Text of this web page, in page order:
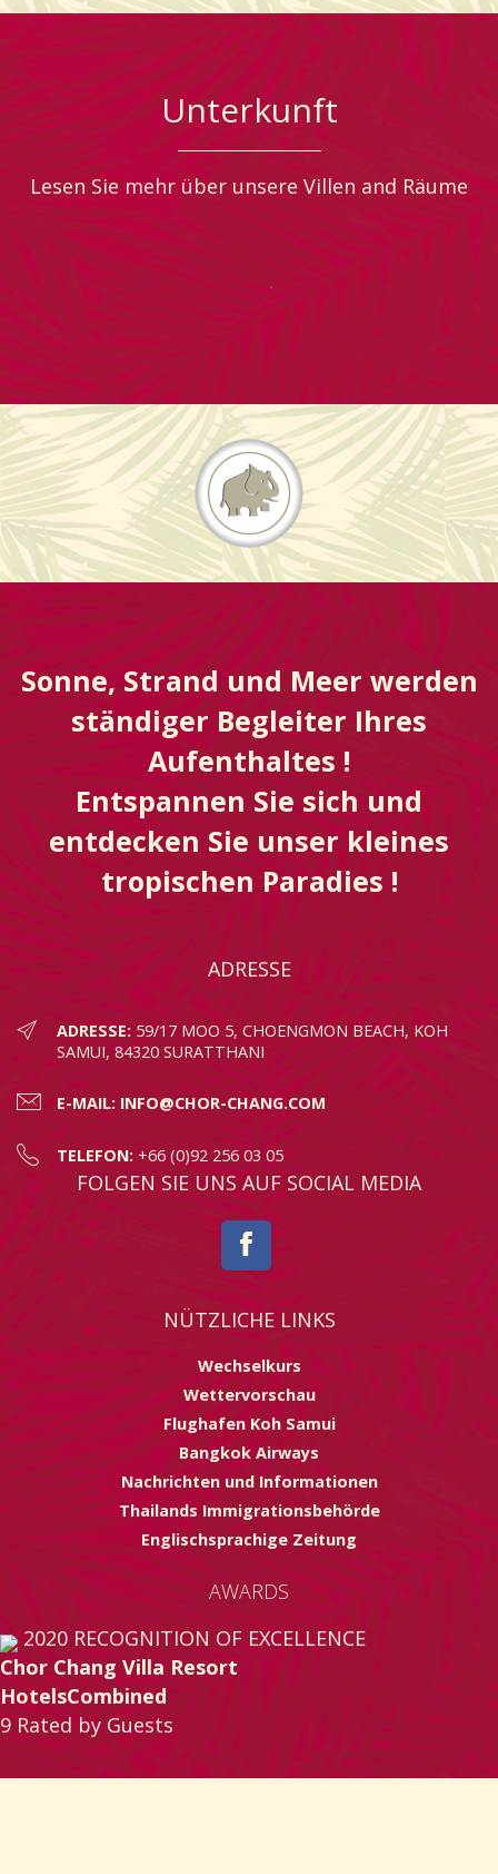
Unterkunft
Lesen Sie mehr über unsere Villen and Räume
Sonne, Strand und Meer werden
ständiger Begleiter Ihres
Aufenthaltes !
Entspannen Sie sich und
entdecken Sie unser kleines
tropischen Paradies !
ADRESSE
ADRESSE: 59/17 MOO 5, CHOENGMON BEACH, KOH
SAMUI, 84320 SURATTHANI
E-MAIL: INFO@CHOR-CHANG.COM
TELEFON: +66 (0)92 256 03 05
FOLGEN SIE UNS AUF SOCIAL MEDIA
NÜTZLICHE LINKS
Wechselkurs
Wettervorschau
Flughafen Koh Samui
Bangkok Airways
Nachrichten und Informationen
Thailands Immigrationsbehörde
Englischsprachige Zeitung
AWARDS
2020 RECOGNITION OF EXCELLENCE
Chor Chang Villa Resort
HotelsCombined
9 Rated by Guests